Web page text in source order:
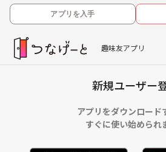
アプリを入手
趣味友アプリ
新規ユーザー
アプリをダウンロード
すぐに使い始められ